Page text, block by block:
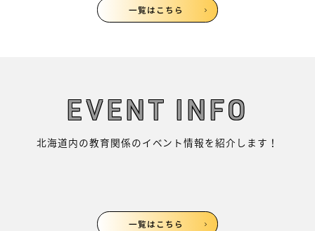
一覧はこちら
EVENT INFO
北海道内の教育関係のイベント情報を紹介します！
一覧はこちら